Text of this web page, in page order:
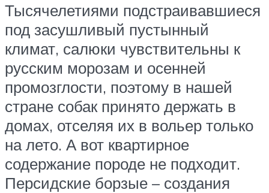
Тысячелетиями подстраивавшиеся
под засушливый пустынный
климат, салюки чувствительны к
русским морозам и осенней
промозглости, поэтому в нашей
стране собак принято держать в
домах, отселяя их в вольер только
на лето. А вот квартирное
содержание породе не подходит.
Персидские борзые – создания